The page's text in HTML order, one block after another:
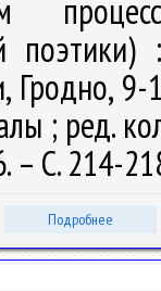
Гродно, 9-
; ред.
– С. 214-
Подробнее